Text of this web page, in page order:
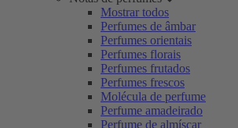
Mostrar todos
Perfumes de âmbar
Perfumes orientais
Perfumes florais
Perfumes frutados
Perfumes frescos
Molécula de perfume
Perfume amadeirado
Perfume de almíscar